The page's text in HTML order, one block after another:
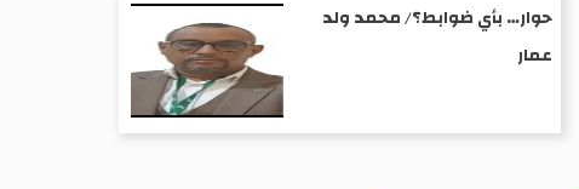
حوار… بأي ضوابط؟/ محمد ولد
عمار